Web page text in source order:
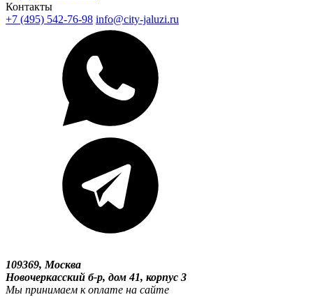
Контакты
+7 (495) 542-76-98 info@city-jaluzi.ru
109369, Москва
Новочеркасский б-р, дом 41, корпус 3
Мы принимаем к оплате на сайте